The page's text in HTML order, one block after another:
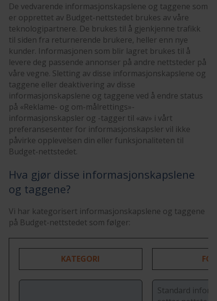
De vedvarende informasjonskapslene og taggene som
er opprettet av Budget-nettstedet brukes av våre
teknologipartnere. De brukes til å gjenkjenne trafikk
til siden fra returnerende brukere, heller enn nye
kunder. Informasjonen som blir lagret brukes til å
levere deg passende annonser på andre nettsteder på
våre vegne. Sletting av disse informasjonskapslene og
taggene eller deaktivering av disse
informasjonskapslene og taggene ved å endre status
på «Reklame- og om-målrettings»-
informasjonskapsler og -tagger til «av» i vårt
preferansesenter for informasjonskapsler vil ikke
påvirke opplevelsen din eller funksjonaliteten til
Budget-nettstedet.
Hva gjør disse informasjonskapslene
og taggene?
Vi har kategorisert informasjonskapslene og taggene
på Budget-nettstedet som følger:
KATEGORI
Standard